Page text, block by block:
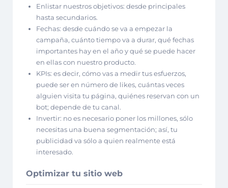
Enlistar nuestros objetivos: desde principales
hasta secundarios.
Fechas: desde cuándo se va a empezar la
campaña, cuánto tiempo va a durar, qué fechas
importantes hay en el año y qué se puede hacer
en ellas con nuestro producto.
KPIs: es decir, cómo vas a medir tus esfuerzos,
puede ser en número de likes, cuántas veces
alguien visita tu página, quiénes reservan con un
bot; depende de tu canal.
Invertir: no es necesario poner los millones, sólo
necesitas una buena segmentación; así, tu
publicidad va sólo a quien realmente está
interesado.
Optimizar tu sitio web